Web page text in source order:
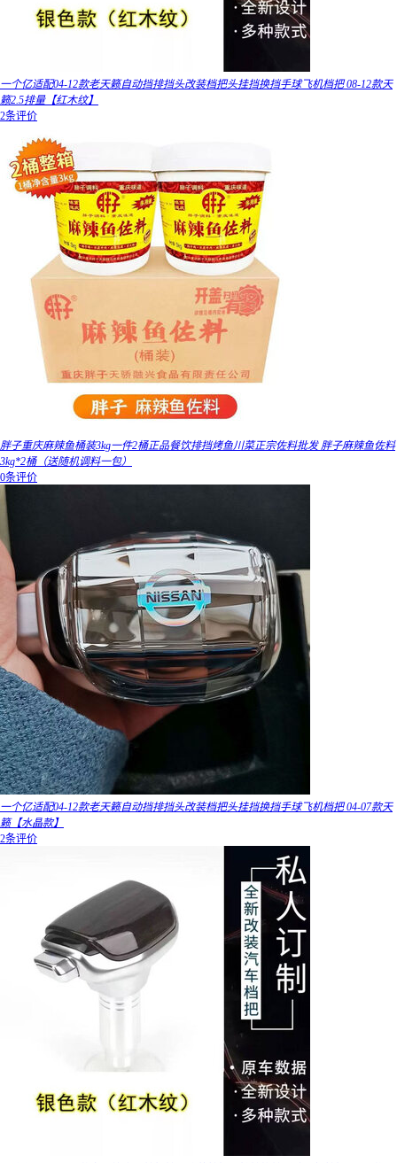
一个亿适配04-12款老天籁自动挡排挡头改装档把头挂挡换挡手球飞机档把 08-12款天
籁2.5排量【红木纹】
2条评价
胖子重庆麻辣鱼桶装3kg一件2桶正品餐饮排挡烤鱼川菜正宗佐料批发 胖子麻辣鱼佐料
3kg*2桶（送随机调料一包）
0条评价
一个亿适配04-12款老天籁自动挡排挡头改装档把头挂挡换挡手球飞机档把 04-07款天
籁【水晶款】
2条评价